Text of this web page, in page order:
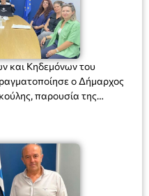
και Κηδεμόνων του
ο Δήμαρχος
παρουσία της
Χαΐτα.